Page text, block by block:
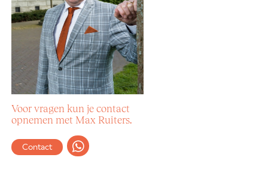
Voor vragen kun je contact
opnemen met Max Ruiters.
Contact